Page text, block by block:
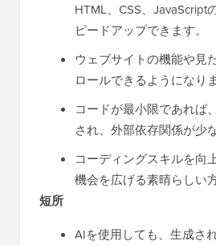
HTML、CSS、JavaScript
ピードアップできます。
ウェブサイトの機能や見
ロールできるようになりま
コードが最小限であれば
され、外部依存関係が少
コーディングスキルを向
機会を広げる素晴らしい
短所
AIを使用しても、生成さ